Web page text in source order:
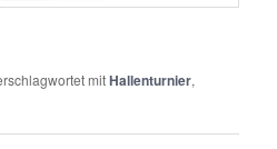
mitHallenturnier,